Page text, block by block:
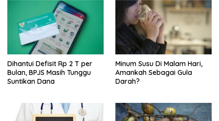
Dihantui Defisit Rp 2 T per
Bulan, BPJS Masih Tunggu
Suntikan Dana
Minum Susu Di Malam Hari,
Amankah Sebagai Gula
Darah?